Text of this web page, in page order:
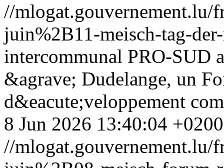
//mlogat.gouvernement.lu/
juin%2B11-meisch-tag-
intercommunal PRO-SUD
&agrave; Dudelange, un
d&eacute;veloppement
8 Jun 2026 13:40:04 +0200
//mlogat.gouvernement.lu/